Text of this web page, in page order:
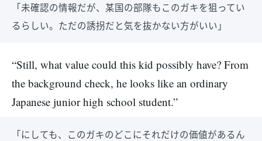
「未確認の情報だが、某国の部隊もこのガキを狙ってい
るらしい。ただの誘拐だと気を抜かない方がいい」
“Still, what value could this kid possibly have? From
the background check, he looks like an ordinary
Japanese junior high school student.”
「にしても、このガキのどこにそれだけの価値があるん